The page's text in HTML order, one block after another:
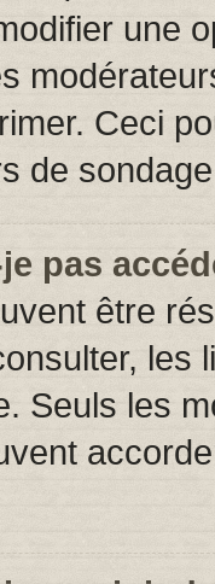
une
Ceci
de
pas
être
les
Seuls les